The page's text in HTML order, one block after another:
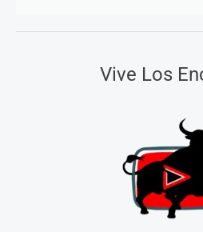
Vive Los